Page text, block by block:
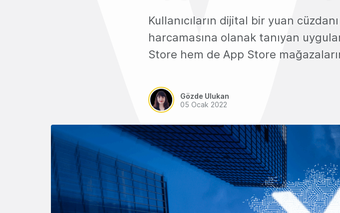
Kullanıcıların dijital bir yuan
harcamasına olanak tanıyan
Store hem de App Store
Gözde Ulukan
05 Ocak 2022